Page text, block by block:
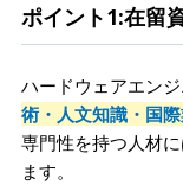
ポイント1:在留
ハードウェアエン
術・人文知識・国
専門性を持つ人材
ます。